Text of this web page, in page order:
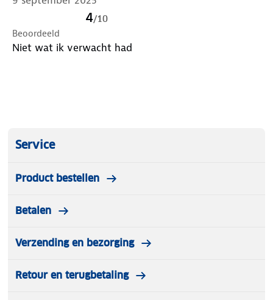
4/10
Beoordeeld
Niet wat ik verwacht had
Service
Product bestellen
Betalen
Verzending en bezorging
Retour en terugbetaling